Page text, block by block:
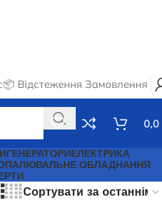
📦 Відстеження Замовлення
0,0
ГЕНЕРАТОРИЕЛЕКТРИКА
ОБЛАДНАННЯ